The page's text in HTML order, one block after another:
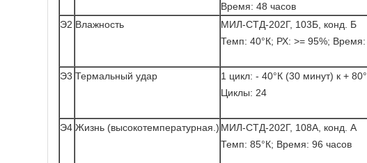
Время: 48 часов
Э2 Влажность
МИЛ-СТД-202Г, 103Б, конд. Б
Темп: 40°К; РХ: >= 95%; Время:
Э3 Термальный удар
1 цикл: - 40°К (30 минут) к +
Циклы: 24
Э4 Жизнь (высокотемпературная.) МИЛ-СТД-202Г, 108А, конд. А
Темп: 85°К; Время: 96 часов